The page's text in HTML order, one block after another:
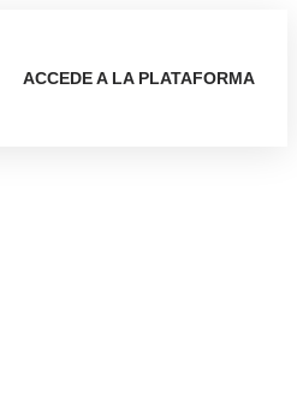
ACCEDE A LA PLATAFORMA